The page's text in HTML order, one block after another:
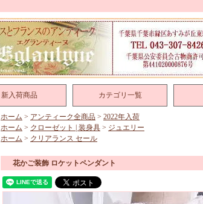
新入荷商品 カテゴリ一覧
ホーム > アンティーク全商品 > 2022年入荷
ホーム > クローゼット | 装身具 > ジュエリー
ホーム > クリアランス セール
花かご装飾 ロケットペンダント